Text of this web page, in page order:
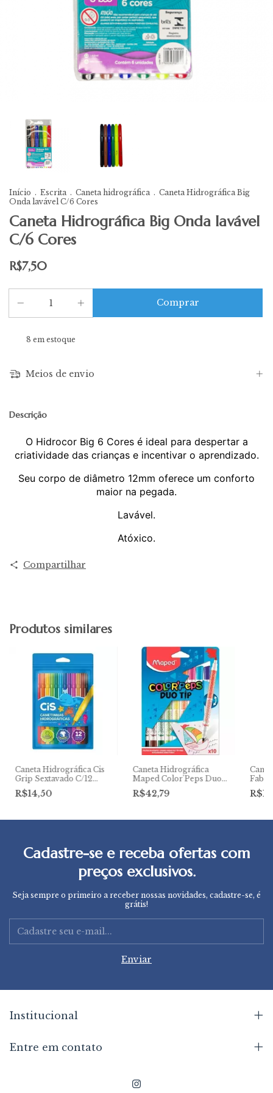
Início . Escrita . Caneta hidrográfica . Caneta Hidrográfica Big
Onda lavável C/6 Cores
Caneta Hidrográfica Big Onda lavável
C/6 Cores
R$7,50
8 em estoque
Meios de envio
Descrição
O Hidrocor Big 6 Cores é ideal para despertar a
criatividade das crianças e incentivar o aprendizado.
Seu corpo de diâmetro 12mm oferece um conforto
maior na pegada.
Lavável.
Atóxico.
Compartilhar
Produtos similares
Caneta Hidrográfica Cis
Grip Sextavado C/12
Cores
R$14,50
Caneta Hidrográfica
Maped Color'Peps Duo
Tip 10 Cores
R$42,79
Faber
Cadastre-se e receba ofertas com
preços exclusivos.
Seja sempre o primeiro a receber nossas novidades, cadastre-se, é
grátis!
Institucional
Entre em contato